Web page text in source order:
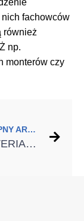
fachowców
również
np.
monterów czy
NASTĘPNY ARTYKUŁ
MONTERIADA 2017 pełna atrakcji!